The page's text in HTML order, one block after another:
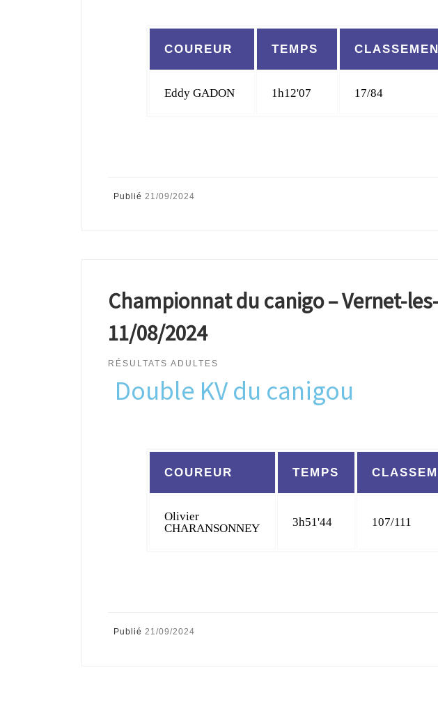
COUREUR TEMPS
Eddy GADON 1h12'07 17/84
Publié 21/09/2024
Championnat du canigo – Vernet-
11/08/2024
RÉSULTATS ADULTES
Double KV du canigou
COUREUR TEMPS
Olivier
CHARANSONNEY
3h51'44 107/111
Publié 21/09/2024